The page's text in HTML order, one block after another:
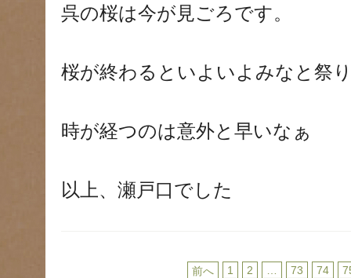
呉の桜は今が見ごろです。
桜が終わるといよいよみなと祭
時が経つのは意外と早いなぁ
以上、瀬戸口でした
前へ 1 2 73 74